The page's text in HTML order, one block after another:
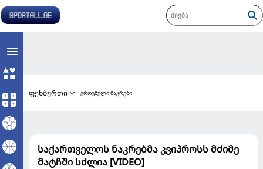
ფეხბურთი ეროვნული ნაკრები
საქართველოს ნაკრებმა კვიპროსს მძიმე
მატჩში სძლია [VIDEO]